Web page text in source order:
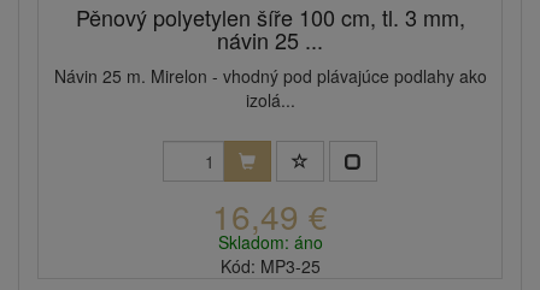
Pěnový polyetylen šíře 100 cm, tl. 3 mm,
návin 25 ...
Návin 25 m. Mirelon - vhodný pod plávajúce podlahy ako
izolá...
16,49 €
Skladom: áno
Kód: MP3-25